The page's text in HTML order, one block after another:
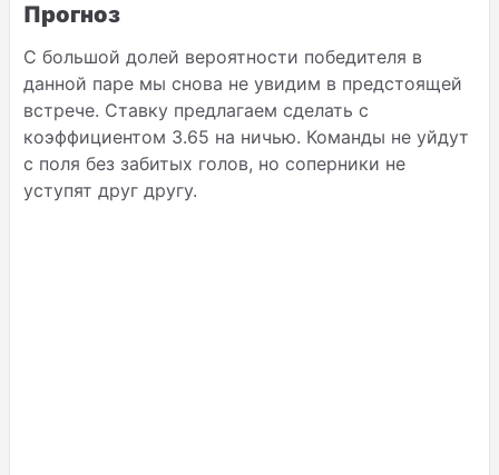
Прогноз
С большой долей вероятности победителя в
данной паре мы снова не увидим в предстоящей
встрече. Ставку предлагаем сделать с
коэффициентом 3.65 на ничью. Команды не уйдут
с поля без забитых голов, но соперники не
уступят друг другу.